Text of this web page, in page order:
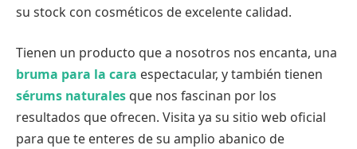
su stock con cosméticos de excelente calidad.
Tienen un producto que a nosotros nos encanta, una
bruma para la cara espectacular, y también tienen
sérums naturales que nos fascinan por los
resultados que ofrecen. Visita ya su sitio web oficial
para que te enteres de su amplio abanico de